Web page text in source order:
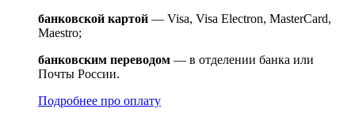
банковской картой — Visa, Visa Electron, MasterCard,
Maestro;
банковским переводом — в отделении банка или
Почты России.
Подробнее про оплату